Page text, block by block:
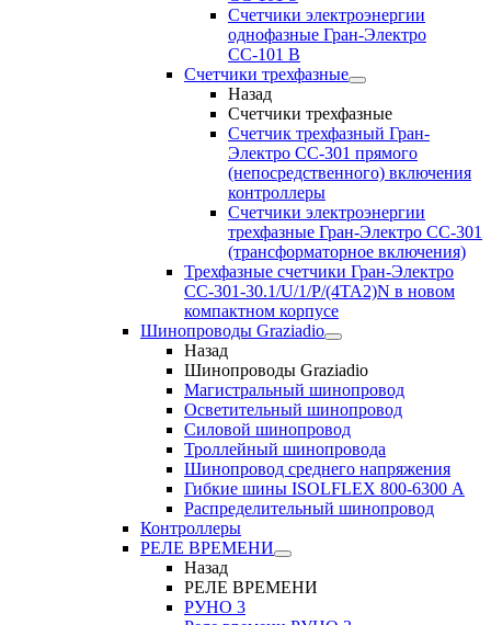
Счетчики электроэнергии
однофазные Гран-Электро
СС-101 B
Счетчики трехфазные
Назад
Счетчики трехфазные
Счетчик трехфазный Гран-
Электро CC-301 прямого
(непосредственного) включения
контроллеры
Счетчики электроэнергии
трехфазные Гран-Электро CC-301
(трансформаторное включения)
Трехфазные счетчики Гран-Электро
СС-301-30.1/U/1/P/(4TA2)N в новом
компактном корпусе
Шинопроводы Graziadio
Назад
Шинопроводы Graziadio
Магистральный шинопровод
Осветительный шинопровод
Силовой шинопровод
Троллейный шинопровода
Шинопровод среднего напряжения
Гибкие шины ISOLFLEX 800-6300 А
Распределительный шинопровод
Контроллеры
РЕЛЕ ВРЕМЕНИ
Назад
РЕЛЕ ВРЕМЕНИ
РУНО 3